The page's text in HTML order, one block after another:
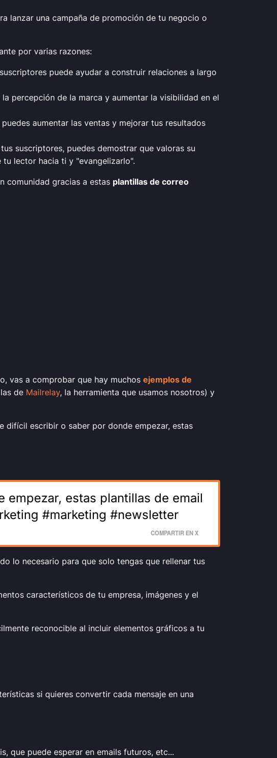
lanzar una campaña de promoción de tu negocio o
por varias razones:
puede ayudar a construir relaciones a largo
percepción de la marca y aumentar la visibilidad en el
aumentar las ventas y mejorar tus resultados
suscriptores, puedes demostrar que valoras su
lector hacia ti y "evangelizarlo".
comunidad gracias a estas plantillas de correo
vas a comprobar que hay muchos ejemplos de
de Mailrelay, la herramienta que usamos nosotros) y
difícil escribir o saber por donde empezar, estas
estas plantillas de email
#marketing #newsletter
COMPARTIR EN X
lo necesario para que solo tengas que rellenar tus
característicos de tu empresa, imágenes y el
reconocible al incluir elementos gráficos a tu
si quieres convertir cada mensaje en una
que puede esperar en emails futuros, etc...